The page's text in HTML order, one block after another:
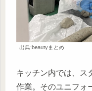
出典:beautyまとめ
キッチン内では、ス
作業。そのユニフォ